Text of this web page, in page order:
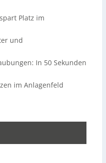
Platz im
und
In 50 Sekunden
im Anlagenfeld